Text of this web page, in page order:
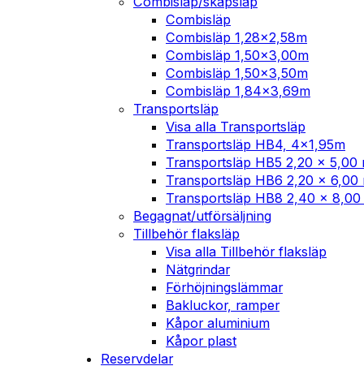
Combisläp
Combisläp 1,28×2,58m
Combisläp 1,50×3,00m
Combisläp 1,50×3,50m
Combisläp 1,84×3,69m
Transportsläp
Visa alla Transportsläp
Transportsläp HB4, 4×1,95m
Transportsläp HB5 2,20 x 5,00
Transportsläp HB6 2,20 x 6,00
Transportsläp HB8 2,40 x 8,00
Begagnat/utförsäljning
Tillbehör flaksläp
Visa alla Tillbehör flaksläp
Nätgrindar
Förhöjningslämmar
Bakluckor, ramper
Kåpor aluminium
Kåpor plast
Reservdelar